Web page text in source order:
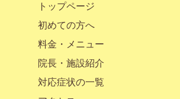
トップページ
初めての方へ
料金・メニュー
院長・施設紹介
対応症状の一覧